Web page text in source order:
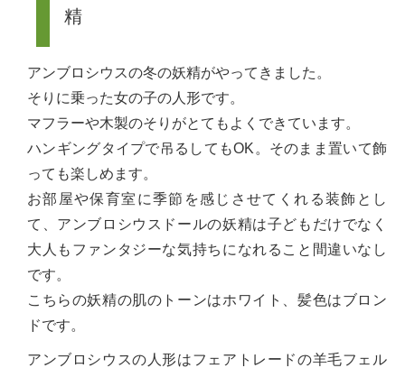
精
アンブロシウスの冬の妖精がやってきました。
そりに乗った女の子の人形です。
マフラーや木製のそりがとてもよくできています。
ハンギングタイプで吊るしてもOK。そのまま置いて飾
っても楽しめます。
お部屋や保育室に季節を感じさせてくれる装飾とし
て、アンブロシウスドールの妖精は子どもだけでなく
大人もファンタジーな気持ちになれること間違いなし
です。
こちらの妖精の肌のトーンはホワイト、髪色はブロン
ドです。
アンブロシウスの人形はフェアトレードの羊毛フェル